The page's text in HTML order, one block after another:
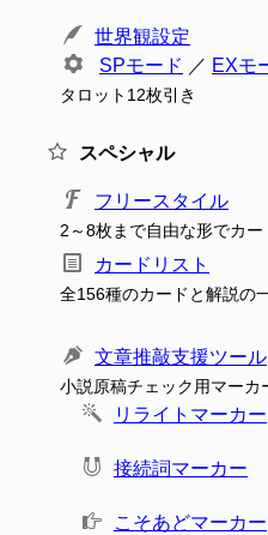
世界観設定
SPモード ／ EXモ
タロット12枚引き
スペシャル
フリースタイル
2～8枚まで自由な形でカ
カードリスト
全156種のカードと解説の
文章推敲支援ツール
小説原稿チェック用マーカ
リライトマーカー
接続詞マーカー
こそあどマーカー